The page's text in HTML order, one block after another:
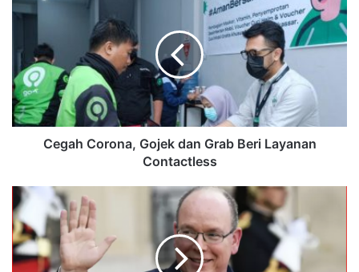
Cegah Corona, Gojek dan Grab Beri Layanan
Contactless